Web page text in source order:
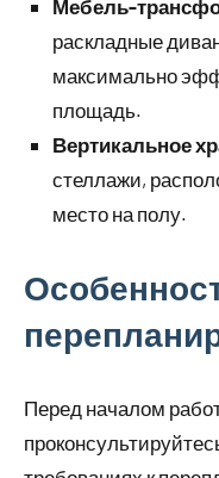
Мебель-
раскладные
максимально
площадь.
Вертикальное
стеллажи,
место на полу.
Перед началом